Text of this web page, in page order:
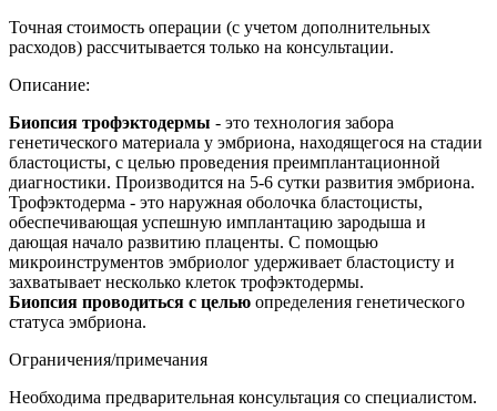
Точная стоимость операции (с учетом дополнительных
расходов) рассчитывается только на консультации.
Описание:
Биопсия трофэктодермы - это технология забора
генетического материала у эмбриона, находящегося на стадии
бластоцисты, с целью проведения преимплантационной
диагностики. Производится на 5-6 сутки развития эмбриона.
Трофэктодерма - это наружная оболочка бластоцисты,
обеспечивающая успешную имплантацию зародыша и
дающая начало развитию плаценты. С помощью
микроинструментов эмбриолог удерживает бластоцисту и
захватывает несколько клеток трофэктодермы.
Биопсия проводиться с целью определения генетического
статуса эмбриона.
Ограничения/примечания
Необходима предварительная консультация со специалистом.